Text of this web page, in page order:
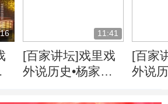
11:41
[百家讲坛]戏里戏
外说历史•杨家将
[百家
外说